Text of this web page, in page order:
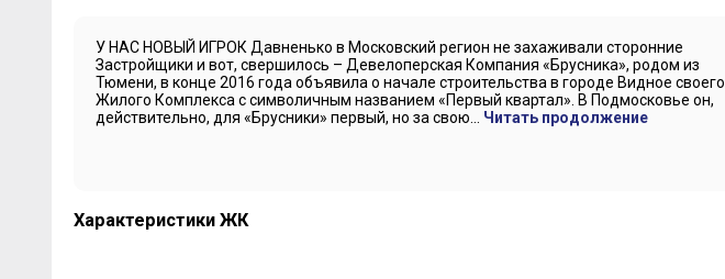
У НАС НОВЫЙ ИГРОК Давненько в Московский регион не захаживали сторонние
Застройщики и вот, свершилось – Девелоперская Компания «Брусника», родом из
Тюмени, в конце 2016 года объявила о начале строительства в городе Видное своего
Жилого Комплекса с символичным названием «Первый квартал». В Подмосковье он,
действительно, для «Брусники» первый, но за свою... Читать продолжение
Характеристики ЖК